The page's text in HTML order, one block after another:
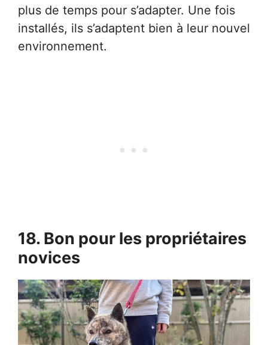
plus de temps pour s’adapter. Une fois
installés, ils s’adaptent bien à leur nouvel
environnement.
18. Bon pour les propriétaires
novices